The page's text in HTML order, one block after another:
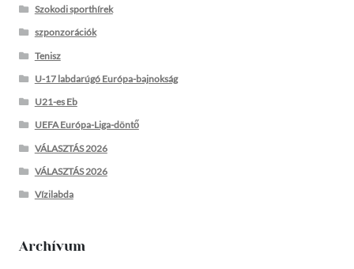
Szokodi sporthírek
szponzorációk
Tenisz
U-17 labdarúgó Európa-bajnokság
U21-es Eb
UEFA Európa-Liga-döntő
VÁLASZTÁS 2026
VÁLASZTÁS 2026
Vízilabda
Archívum